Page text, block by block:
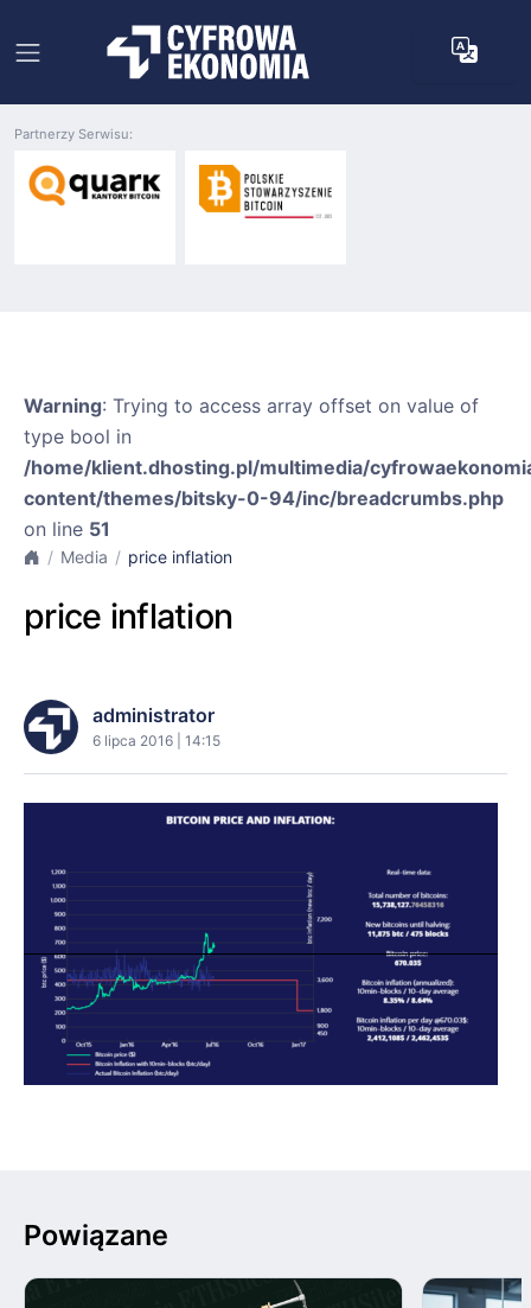
Partnerzy Serwisu:
Warning: Trying to access array offset on value of
type bool in
/home/klient.dhosting.pl/multimedia/
content/themes/bitsky-0-94/inc/breadcrumbs.php
on line 51
Media price inflation
price inflation
administrator
6 lipca 2016 | 14:15
Powiązane